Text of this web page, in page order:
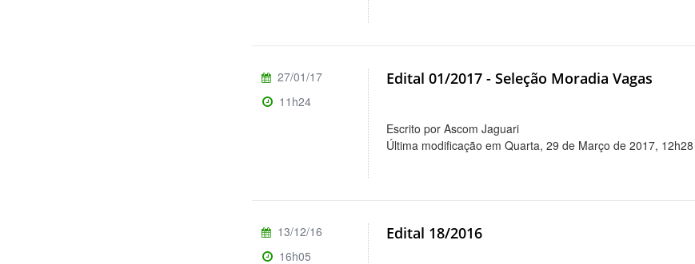
Edital 01/2017 - Seleção Moradia Vagas
Escrito por Ascom Jaguari
Última modificação em Quarta, 29 de Março de 2017, 12h28
27/01/17
11h24
Edital 18/2016
13/12/16
16h05